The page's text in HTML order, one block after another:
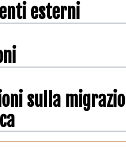
esterni
sulla